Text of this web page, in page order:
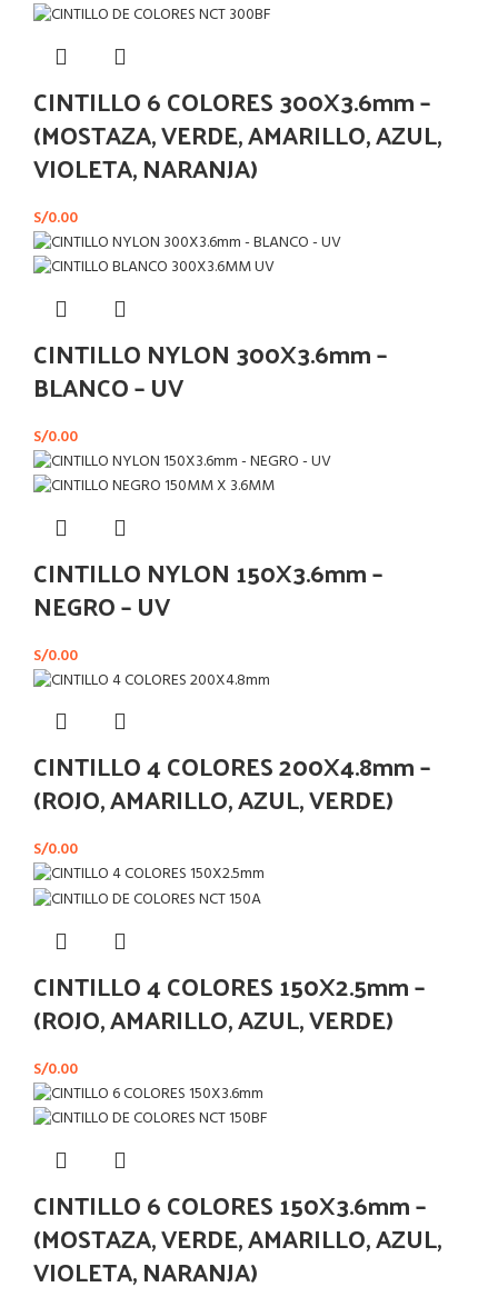
CINTILLO 6 COLORES 300X3.6mm –
(MOSTAZA, VERDE, AMARILLO, AZUL,
VIOLETA, NARANJA)
S/0.00
CINTILLO NYLON 300X3.6mm –
BLANCO – UV
S/0.00
CINTILLO NYLON 150X3.6mm –
NEGRO – UV
S/0.00
CINTILLO 4 COLORES 200X4.8mm –
(ROJO, AMARILLO, AZUL, VERDE)
S/0.00
CINTILLO 4 COLORES 150X2.5mm –
(ROJO, AMARILLO, AZUL, VERDE)
S/0.00
CINTILLO 6 COLORES 150X3.6mm –
(MOSTAZA, VERDE, AMARILLO, AZUL,
VIOLETA, NARANJA)